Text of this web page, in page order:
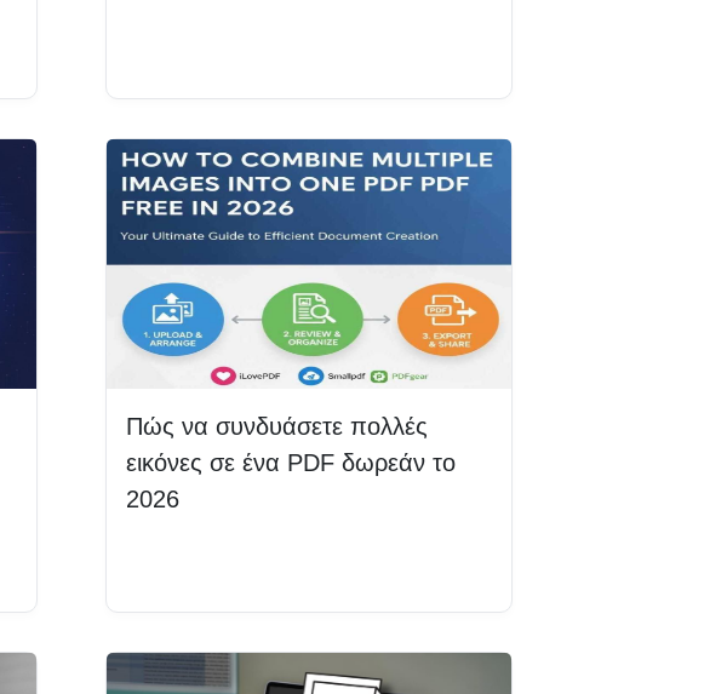
Πώς να συνδυάσετε πολλές
εικόνες σε ένα PDF δωρεάν το
2026